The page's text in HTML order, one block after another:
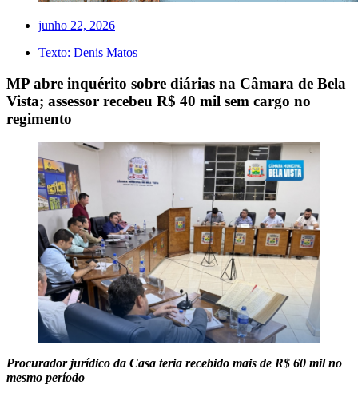
junho 22, 2026
Texto: Denis Matos
MP abre inquérito sobre diárias na Câmara de Bela
Vista; assessor recebeu R$ 40 mil sem cargo no
regimento
Procurador jurídico da Casa teria recebido mais de R$ 60 mil no
mesmo período